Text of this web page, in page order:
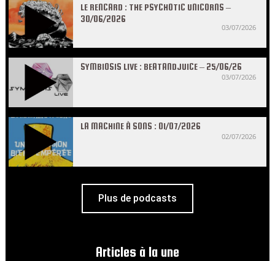
LE RENCARD : THE PSYCHOTIC UNICORNS –
30/06/2026
03/07/2026
SYMBIOSIS LIVE : BEATANDJUICE – 25/06/26
03/07/2026
LA MACHINE À SONS : 01/07/2026
02/07/2026
Plus de podcasts
Articles à la une